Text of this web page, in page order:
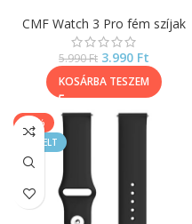
CMF Watch 3 Pro fém szíjak
5.990Ft 3.990 Ft
KOSÁRBA TESZEM
-40%
KIEMELT